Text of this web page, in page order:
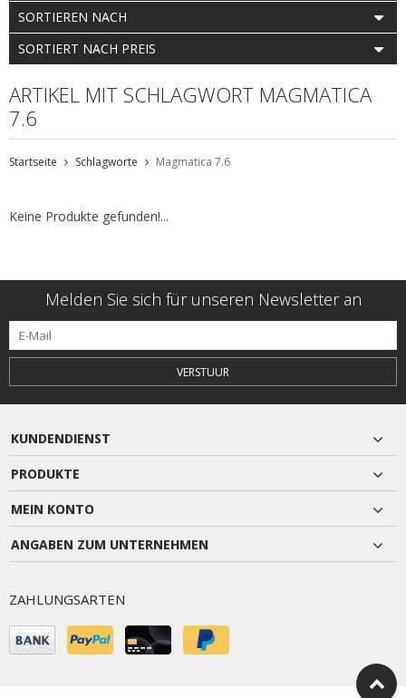
SORTIEREN NACH
SORTIERT NACH PREIS
ARTIKEL MIT SCHLAGWORT MAGMATICA
7.6
Startseite Schlagworte Magmatica 7.6
Keine Produkte gefunden!...
Melden Sie sich für unseren Newsletter an
VERSTUUR
KUNDENDIENST
PRODUKTE
MEIN KONTO
ANGABEN ZUM UNTERNEHMEN
ZAHLUNGSARTEN